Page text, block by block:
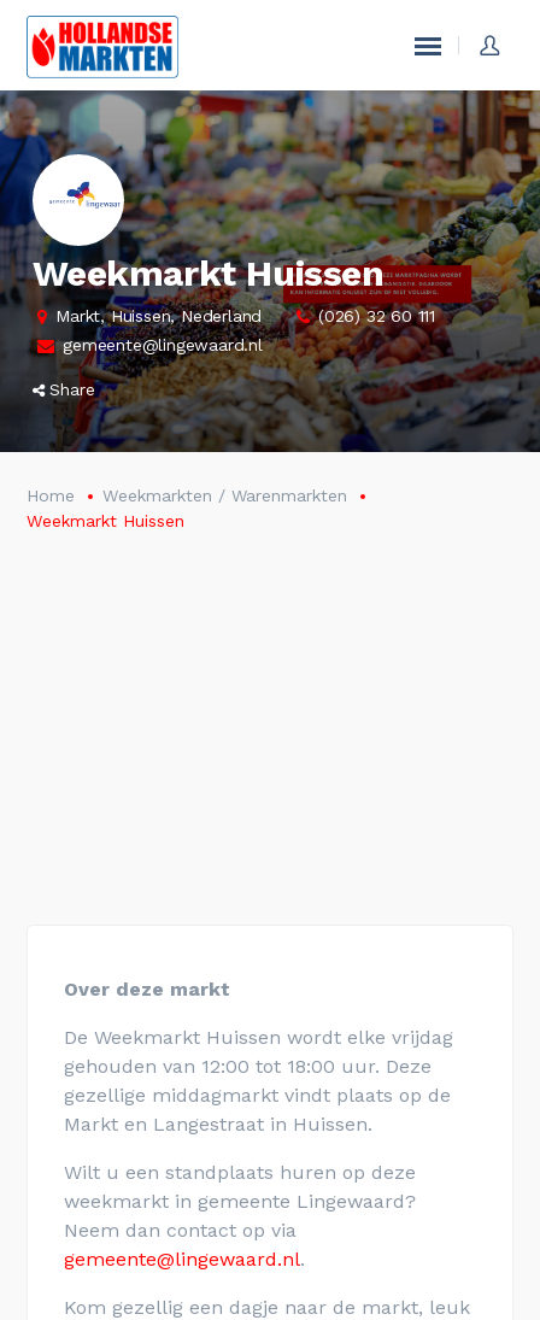
Weekmarkt Huissen
Markt, Huissen, Nederland
(026) 32 60 111
gemeente@lingewaard.nl
Share
Home
Weekmarkten / Warenmarkten
Weekmarkt Huissen
Over deze markt
De Weekmarkt Huissen wordt elke vrijdag
gehouden van 12:00 tot 18:00 uur. Deze
gezellige middagmarkt vindt plaats op de
Markt en Langestraat in Huissen.
Wilt u een standplaats huren op deze
weekmarkt in gemeente Lingewaard?
Neem dan contact op via
gemeente@lingewaard.nl.
Kom gezellig een dagje naar de markt, leuk